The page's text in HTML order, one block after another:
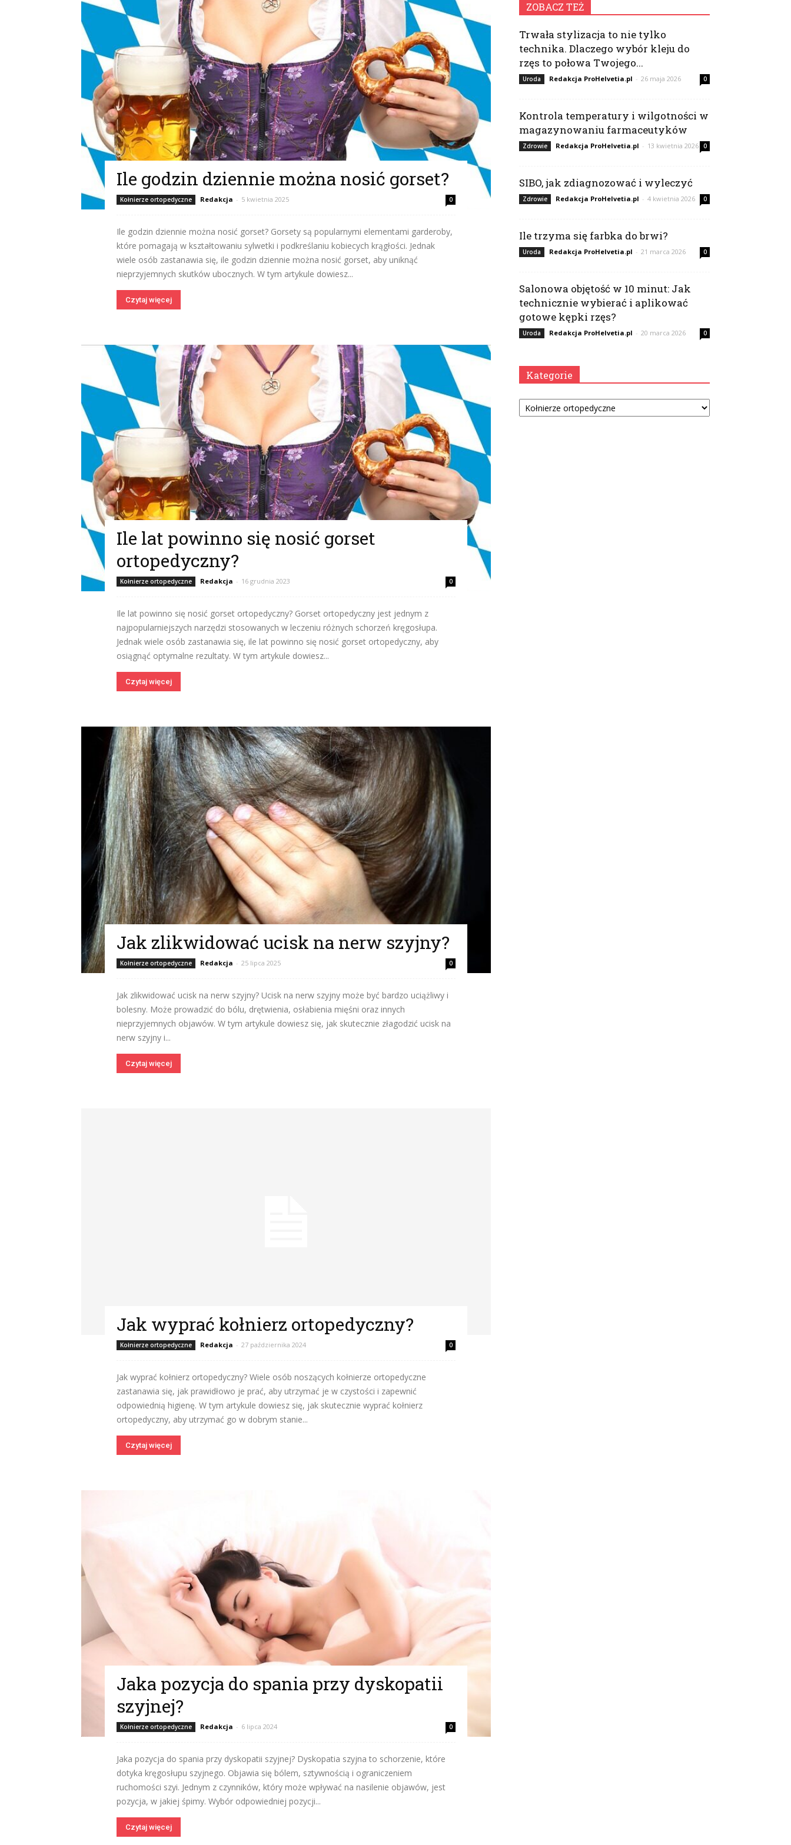
Ile godzin dziennie można nosić gorset?
Kołnierze ortopedyczne Redakcja - 5 kwietnia 2025 0
Ile godzin dziennie można nosić gorset? Gorsety są popularnymi elementami garderoby,
które pomagają w kształtowaniu sylwetki i podkreślaniu kobiecych krągłości. Jednak
wiele osób zastanawia się, ile godzin dziennie można nosić gorset, aby uniknąć
nieprzyjemnych skutków ubocznych. W tym artykule dowiesz...
Czytaj więcej
Ile lat powinno się nosić gorset
ortopedyczny?
Kołnierze ortopedyczne Redakcja - 16 grudnia 2023 0
Ile lat powinno się nosić gorset ortopedyczny? Gorset ortopedyczny jest jednym z
najpopularniejszych narzędzi stosowanych w leczeniu różnych schorzeń kręgosłupa.
Jednak wiele osób zastanawia się, ile lat powinno się nosić gorset ortopedyczny, aby
osiągnąć optymalne rezultaty. W tym artykule dowiesz...
Czytaj więcej
Jak zlikwidować ucisk na nerw szyjny?
Kołnierze ortopedyczne Redakcja - 25 lipca 2025 0
Jak zlikwidować ucisk na nerw szyjny? Ucisk na nerw szyjny może być bardzo uciążliwy i
bolesny. Może prowadzić do bólu, drętwienia, osłabienia mięśni oraz innych
nieprzyjemnych objawów. W tym artykule dowiesz się, jak skutecznie złagodzić ucisk na
nerw szyjny i...
Czytaj więcej
Jak wyprać kołnierz ortopedyczny?
Kołnierze ortopedyczne Redakcja - 27 października 2024 0
Jak wyprać kołnierz ortopedyczny? Wiele osób noszących kołnierze ortopedyczne
zastanawia się, jak prawidłowo je prać, aby utrzymać je w czystości i zapewnić
odpowiednią higienę. W tym artykule dowiesz się, jak skutecznie wyprać kołnierz
ortopedyczny, aby utrzymać go w dobrym stanie...
Czytaj więcej
Jaka pozycja do spania przy dyskopatii
szyjnej?
Kołnierze ortopedyczne Redakcja - 6 lipca 2024 0
Jaka pozycja do spania przy dyskopatii szyjnej? Dyskopatia szyjna to schorzenie, które
dotyka kręgosłupu szyjnego. Objawia się bólem, sztywnością i ograniczeniem
ruchomości szyi. Jednym z czynników, który może wpływać na nasilenie objawów, jest
pozycja, w jakiej śpimy. Wybór odpowiedniej pozycji...
Czytaj więcej
ZOBACZ TEŻ
Trwała stylizacja to nie tylko
technika. Dlaczego wybór kleju do
rzęs to połowa Twojego...
Uroda Redakcja ProHelvetia.pl - 26 maja 2026 0
Kontrola temperatury i wilgotności w
magazynowaniu farmaceutyków
Zdrowie Redakcja ProHelvetia.pl - 13 kwietnia 2026 0
SIBO, jak zdiagnozować i wyleczyć
Zdrowie Redakcja ProHelvetia.pl - 4 kwietnia 2026 0
Ile trzyma się farbka do brwi?
Uroda Redakcja ProHelvetia.pl - 21 marca 2026 0
Salonowa objętość w 10 minut: Jak
technicznie wybierać i aplikować
gotowe kępki rzęs?
Uroda Redakcja ProHelvetia.pl - 20 marca 2026 0
Kategorie
Kategorie